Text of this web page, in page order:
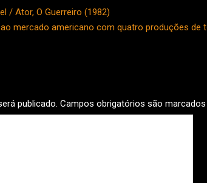
/ Ator, O Guerreiro (1982)
mercado americano com quatro produções de
publicado. Campos obrigatórios são